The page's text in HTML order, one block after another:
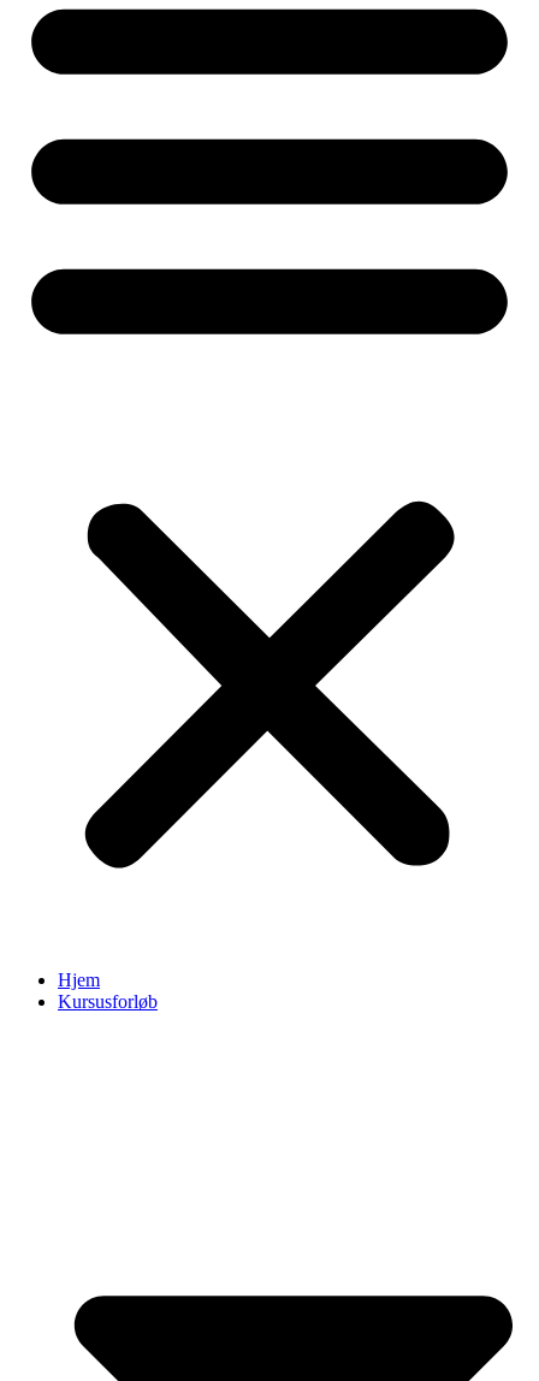
Hjem
Kursusforløb